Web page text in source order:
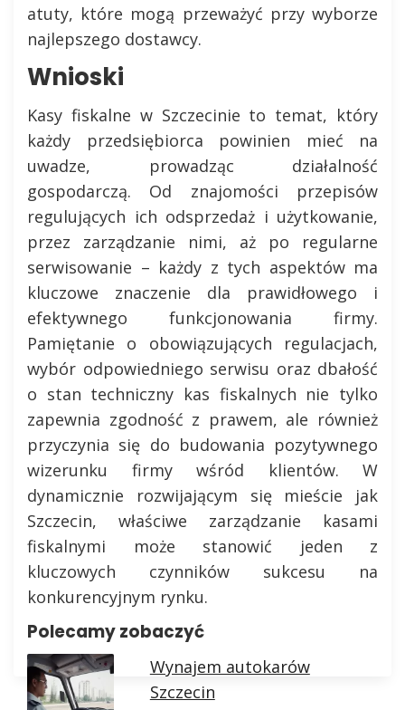
atuty, które mogą przeważyć przy wyborze
najlepszego dostawcy.
Wnioski
Kasy fiskalne w Szczecinie to temat, który
każdy przedsiębiorca powinien mieć na
uwadze, prowadząc działalność
gospodarczą. Od znajomości przepisów
regulujących ich odsprzedaż i użytkowanie,
przez zarządzanie nimi, aż po regularne
serwisowanie – każdy z tych aspektów ma
kluczowe znaczenie dla prawidłowego i
efektywnego funkcjonowania firmy.
Pamiętanie o obowiązujących regulacjach,
wybór odpowiedniego serwisu oraz dbałość
o stan techniczny kas fiskalnych nie tylko
zapewnia zgodność z prawem, ale również
przyczynia się do budowania pozytywnego
wizerunku firmy wśród klientów. W
dynamicznie rozwijającym się mieście jak
Szczecin, właściwe zarządzanie kasami
fiskalnymi może stanowić jeden z
kluczowych czynników sukcesu na
konkurencyjnym rynku.
Polecamy zobaczyć
Wynajem autokarów
Szczecin